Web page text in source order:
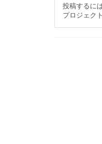
投稿するに
プロジェク